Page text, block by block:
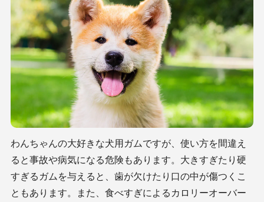
わんちゃんの大好きな犬用ガムですが、使い方を間違え
ると事故や病気になる危険もあります。大きすぎたり硬
すぎるガムを与えると、歯が欠けたり口の中が傷つくこ
ともあります。また、食べすぎによるカロリーオーバー